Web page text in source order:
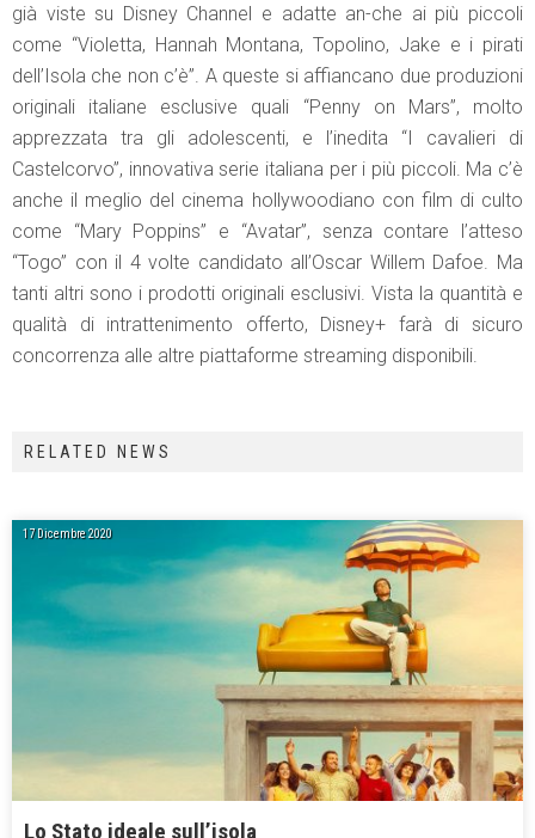
già viste su Disney Channel e adatte an-che ai più piccoli
come “Violetta, Hannah Montana, Topolino, Jake e i pirati
dell’Isola che non c’è”. A queste si affiancano due produzioni
originali italiane esclusive quali “Penny on Mars”, molto
apprezzata tra gli adolescenti, e l’inedita “I cavalieri di
Castelcorvo”, innovativa serie italiana per i più piccoli. Ma c’è
anche il meglio del cinema hollywoodiano con film di culto
come “Mary Poppins” e “Avatar”, senza contare l’atteso
“Togo” con il 4 volte candidato all’Oscar Willem Dafoe. Ma
tanti altri sono i prodotti originali esclusivi. Vista la quantità e
qualità di intrattenimento offerto, Disney+ farà di sicuro
concorrenza alle altre piattaforme streaming disponibili.
RELATED NEWS
17 Dicembre 2020
Lo Stato ideale sull’isola